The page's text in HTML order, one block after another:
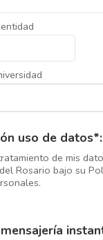
uso de datos*:
de mis
Rosario bajo su